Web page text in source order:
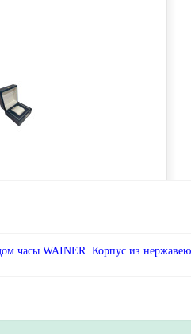
часы WAINER. Корпус из